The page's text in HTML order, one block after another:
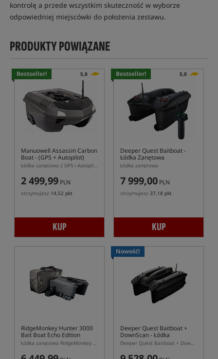
kontrolę a przede wszystkim skuteczność w wyborze
odpowiedniej miejscówki do położenia zestawu.
PRODUKTY POWIĄZANE
Bestseller! 5,0
Manuowell Assassin Carbon
Boat- (GPS + Autopilot)
Łódka zanętowa z GPS i Autopilotem
2 499,99 PLN
otrzymujesz 14,52 pkt
KUP
Bestseller! 5,0
Deeper Quest Baitboat-
Łódka Zanętowa
Łódka zanętowa
7 999,00 PLN
otrzymujesz 37,18 pkt
KUP
RidgeMonkey Hunter 3000
Bait Boat Echo Edition
Łódka zanętowa RidgeMonkey Hunter 3000 z echosondą
Nowość!
Deeper Quest Baitboat +
DownScan- Łódka
Zanętowa
Deeper Quest Baitboat + DownScan – łódka zanętowa z sonarem CHIRP i DownScan Undervision